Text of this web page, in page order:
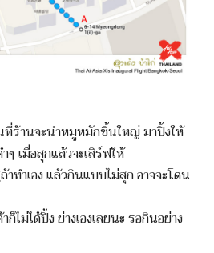
ที่ร้านจะนำหมูหมักชิ้นใหญ่ มาปิ้งให้
ๆ เมื่อสุกแล้วจะเสิร์ฟให้
าทำเอง แล้วกินแบบไม่สุก อาจจะโดน
ไม่ได้ปิ้ง ย่างเองเลยนะ รอกินอย่าง